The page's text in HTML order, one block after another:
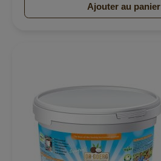
Ajouter au panier